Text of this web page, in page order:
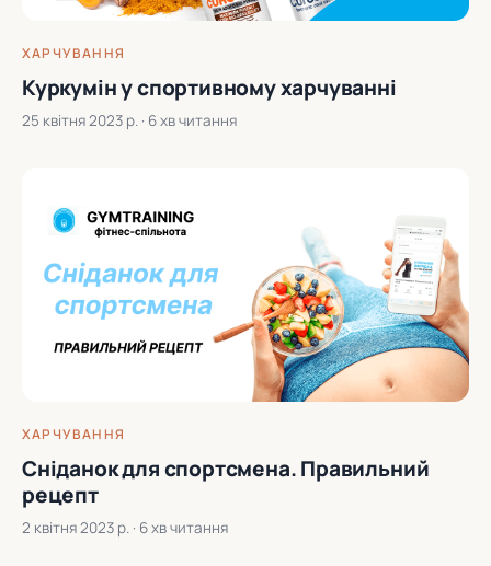
ХАРЧУВАННЯ
Куркумін у спортивному харчуванні
25 квітня 2023 р. · 6 хв читання
ХАРЧУВАННЯ
Сніданок для спортсмена. Правильний
рецепт
2 квітня 2023 р. · 6 хв читання